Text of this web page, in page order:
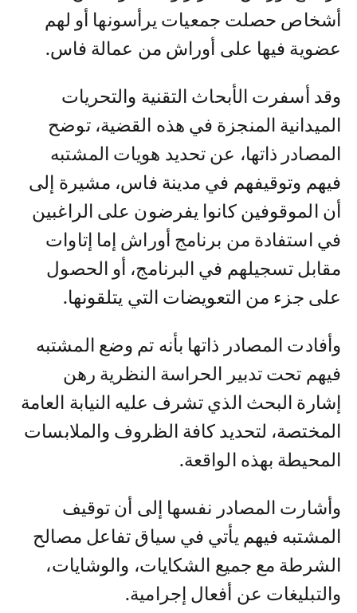
أشخاص حصلت جمعيات يرأسونها أو لهم
عضوية فيها على أوراش من عمالة فاس.
وقد أسفرت الأبحاث التقنية والتحريات
الميدانية المنجزة في هذه القضية، توضح
المصادر ذاتها، عن تحديد هويات المشتبه
فيهم وتوقيفهم في مدينة فاس، مشيرة إلى
أن الموقوفين كانوا يفرضون على الراغبين
في استفادة من برنامج أوراش إما إتاوات
مقابل تسجيلهم في البرنامج، أو الحصول
على جزء من التعويضات التي يتلقونها.
وأفادت المصادر ذاتها بأنه تم وضع المشتبه
فيهم تحت تدبير الحراسة النظرية رهن
إشارة البحث الذي تشرف عليه النيابة العامة
المختصة، لتحديد كافة الظروف والملابسات
المحيطة بهذه الواقعة.
‎وأشارت المصادر نفسها إلى أن توقيف
المشتبه فيهم يأتي في سياق تفاعل مصالح
الشرطة مع جميع الشكايات، والوشايات،
والتبليغات عن أفعال إجرامية.